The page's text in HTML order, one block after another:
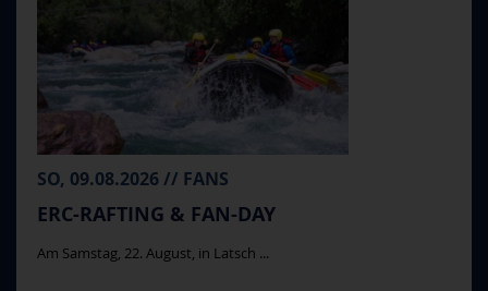
SO, 09.08.2026 // FANS
ERC-RAFTING & FAN-DAY
Am Samstag, 22. August, in Latsch ...